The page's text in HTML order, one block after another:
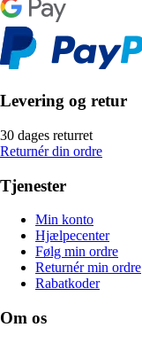
Levering og retur
30 dages returret
Returnér din ordre
Tjenester
Min konto
Hjælpecenter
Følg min ordre
Returnér min ordre
Rabatkoder
Om os